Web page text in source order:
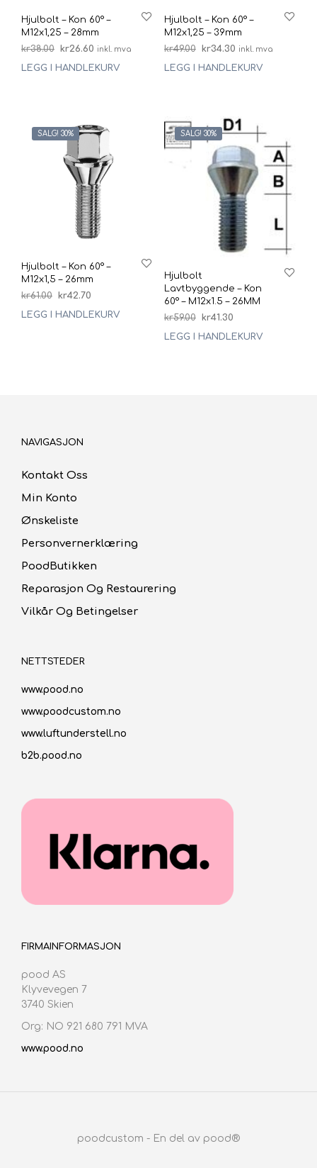
Hjulbolt – Kon 60° –
M12x1,25 – 28mm
kr38.00 Opprinnelig
kr26.60 Nåværende
inkl. mva
LEGG I HANDLEKURV
Hjulbolt – Kon 60° –
M12x1,25 – 39mm
kr49.00 Opprinnelig
kr34.30Nåværende
inkl. mva
LEGG I HANDLEKURV
SALG! 30%
Hjulbolt – Kon 60° –
M12x1,5 – 26mm
kr61.00 Opprinnelig
pris
kr42.70
pris
LEGG I HANDLEKURV
SALG! 30%
Hjulbolt
Lavtbyggende – Kon
60° – M12x1.5 – 26MM
kr59.00
Opprinnelig
pris
kr41.30Nåværende
pris
LEGG I HANDLEKURV
NAVIGASJON
Kontakt Oss
Min Konto
Ønskeliste
Personvernerklæring
PoodButikken
Reparasjon Og Restaurering
Vilkår Og Betingelser
NETTSTEDER
www.pood.no
www.poodcustom.no
www.luftunderstell.no
b2b.pood.no
FIRMAINFORMASJON
pood AS
Klyvevegen 7
3740 Skien
Org: NO 921 680 791 MVA
www.pood.no
poodcustom - En del av pood®